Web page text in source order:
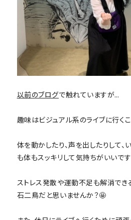
以前のブログで触れていますが…
趣味はビジュアル系のライブに行く
体を動かしたり、声を出したりして
も体もスッキリして気持ちがいいで
ストレス発散や運動不足も解消でき
石二鳥だと思いませんか？🤩